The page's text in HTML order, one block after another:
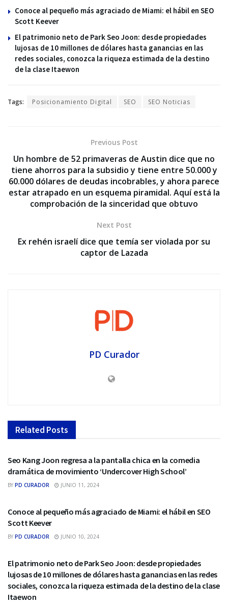
Conoce al pequeño más agraciado de Miami: el hábil en SEO
Scott Keever
El patrimonio neto de Park Seo Joon: desde propiedades
lujosas de 10 millones de dólares hasta ganancias en las
redes sociales, conozca la riqueza estimada de la destino
de la clase Itaewon
Tags: Posicionamiento Digital SEO SEO Noticias
Previous Post
Un hombre de 52 primaveras de Austin dice que no
tiene ahorros para la subsidio y tiene entre 50.000 y
60.000 dólares de deudas incobrables, y ahora parece
estar atrapado en un esquema piramidal. Aquí está la
comprobación de la sinceridad que obtuvo
Next Post
Ex rehén israelí dice que temía ser violada por su
captor de Lazada
PD Curador
Related Posts
SEO
Seo Kang Joon regresa a la pantalla chica en la comedia
dramática de movimiento ‘Undercover High School’
BY PD CURADOR JUNIO 11, 2024
Conoce al pequeño más agraciado de Miami: el hábil en SEO
Scott Keever
BY PD CURADOR JUNIO 10, 2024
El patrimonio neto de Park Seo Joon: desde propiedades
lujosas de 10 millones de dólares hasta ganancias en las redes
sociales, conozca la riqueza estimada de la destino de la clase
Itaewon